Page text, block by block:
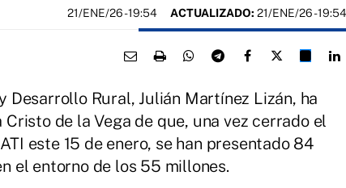
21/ENE/26- 19:54 ACTUALIZADO: 21/ENE/26 - 19:54
Rural, Julián Martínez Lizán, ha
de la Vega de que, una vez cerrado el
este 15 de enero, se han presentado 84
el entorno de los 55 millones.